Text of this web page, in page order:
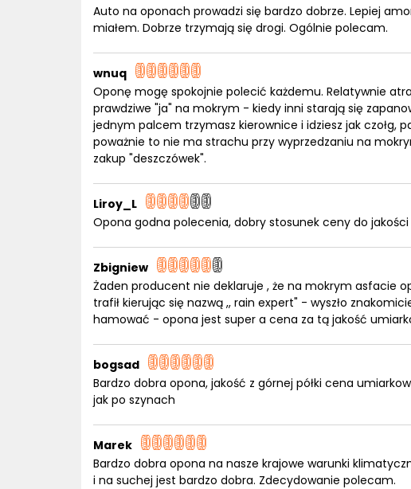
Auto na oponach prowadzi się bardzo dobrze. Lepiej
miałem. Dobrze trzymają się drogi. Ogólnie polecam.
wnuq
Oponę mogę spokojnie polecić każdemu. Relatywnie
prawdziwe "ja" na mokrym - kiedy inni starają się
jednym palcem trzymasz kierownice i idziesz jak czołg,
poważnie to nie ma strachu przy wyprzedzaniu na
zakup "deszczówek".
Liroy_L
Opona godna polecenia, dobry stosunek ceny do jakości
Zbigniew
Żaden producent nie deklaruje , że na mokrym asfacie
trafił kierując się nazwą ,, rain expert" - wyszło
hamować - opona jest super a cena za tą jakość
bogsad
Bardzo dobra opona, jakość z górnej półki cena
jak po szynach
Marek
Bardzo dobra opona na nasze krajowe warunki
i na suchej jest bardzo dobra. Zdecydowanie polecam.